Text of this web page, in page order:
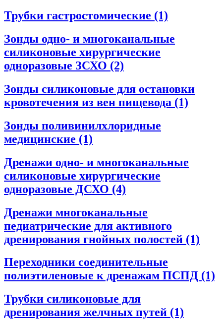
Трубки гастростомические (1)
Зонды одно- и многоканальные
силиконовые хирургические
одноразовые ЗСХО (2)
Зонды силиконовые для остановки
кровотечения из вен пищевода (1)
Зонды поливинилхлоридные
медицинские (1)
Дренажи одно- и многоканальные
силиконовые хирургические
одноразовые ДСХО (4)
Дренажи многоканальные
педиатрические для активного
дренирования гнойных полостей (1)
Переходники соединительные
полиэтиленовые к дренажам ПСПД (1)
Трубки силиконовые для
дренирования желчных путей (1)